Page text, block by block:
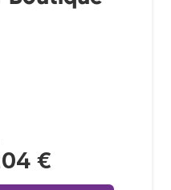
€